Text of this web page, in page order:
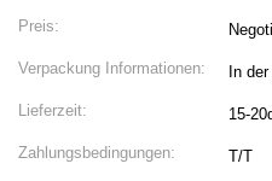
Preis:
Verpackung Informationen: In
Lieferzeit: 15-
Zahlungsbedingungen: T/T